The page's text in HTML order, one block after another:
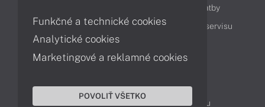
Možnosti doručenia a platby
Podpora a servis
Servisné služby Cenník servisu
Kontakty
043 4224 771
Obchodné oddelenie
Reklamácia tovaru
Funkčné a technické cookies
Analytické cookies
Marketingové a reklamné cookies
POVOLIŤ VŠETKO